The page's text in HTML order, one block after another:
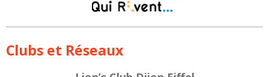
Clubs et Réseaux